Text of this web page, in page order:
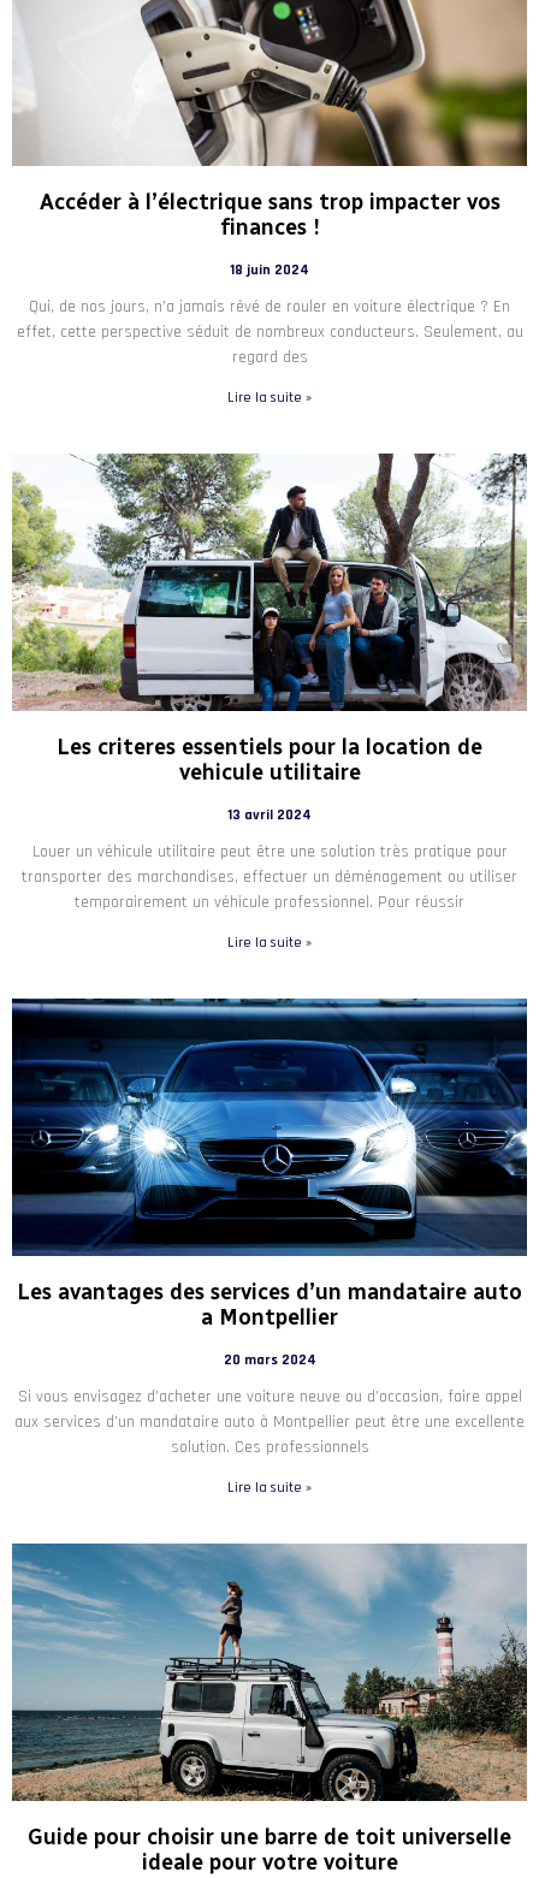
Accéder à l’électrique sans trop impacter vos
finances !
18 juin 2024
Qui, de nos jours, n’a jamais rêvé de rouler en voiture électrique ? En
effet, cette perspective séduit de nombreux conducteurs. Seulement, au
regard des
Lire la suite »
Les criteres essentiels pour la location de
vehicule utilitaire
13 avril 2024
Louer un véhicule utilitaire peut être une solution très pratique pour
transporter des marchandises, effectuer un déménagement ou utiliser
temporairement un véhicule professionnel. Pour réussir
Lire la suite »
Les avantages des services d’un mandataire auto
a Montpellier
20 mars 2024
Si vous envisagez d’acheter une voiture neuve ou d’occasion, faire appel
aux services d’un mandataire auto à Montpellier peut être une excellente
solution. Ces professionnels
Lire la suite »
Guide pour choisir une barre de toit universelle
ideale pour votre voiture